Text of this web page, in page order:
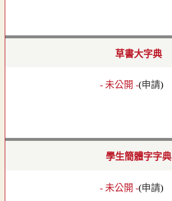
草書大字典
- 未公開 -(申請)
學生簡體字字典
- 未公開 -(申請)